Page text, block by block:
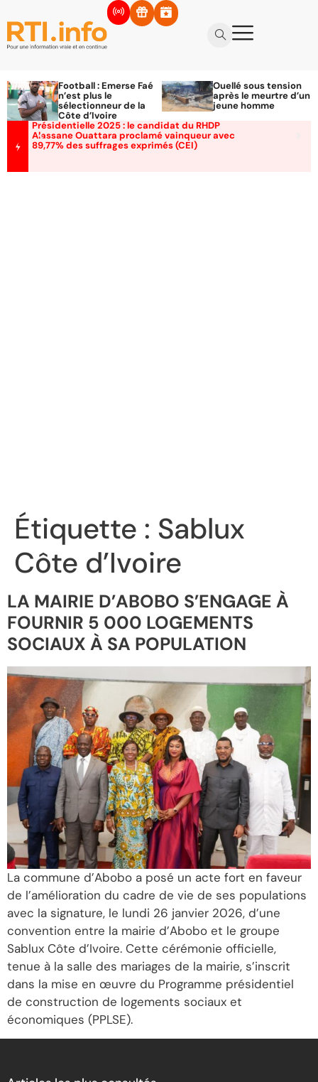
Football : Emerse Faé
n’est plus le
sélectionneur de la
Côte d’Ivoire
Ouellé sous tension
après le meurtre d’un
jeune homme
Présidentielle 2025 : le candidat du RHDP
Alassane Ouattara proclamé vainqueur avec
89,77% des suffrages exprimés (CEI)
Étiquette : Sablux
Côte d’Ivoire
LA MAIRIE D’ABOBO S’ENGAGE À
FOURNIR 5 000 LOGEMENTS
SOCIAUX À SA POPULATION
La commune d’Abobo a posé un acte fort en faveur
de l’amélioration du cadre de vie de ses populations
avec la signature, le lundi 26 janvier 2026, d’une
convention entre la mairie d’Abobo et le groupe
Sablux Côte d’Ivoire. Cette cérémonie officielle,
tenue à la salle des mariages de la mairie, s’inscrit
dans la mise en œuvre du Programme présidentiel
de construction de logements sociaux et
économiques (PPLSE).